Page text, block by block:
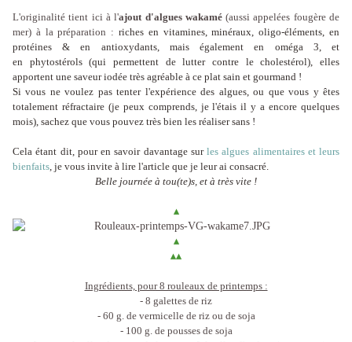
L'originalité tient ici à l'ajout d'algues wakamé(aussi appelées fougère de
mer) à la préparation : riches en vitamines, minéraux, oligo-éléments, en
protéines & en antioxydants, mais également en oméga 3, et
en phytostérols (qui permettent de lutter contre le cholestérol), elles
apportent une saveur iodée très agréable à ce plat sain et gourmand !
Si vous ne voulez pas tenter l'expérience des algues, ou que vous y êtes
totalement réfractaire (je peux comprends, je l'étais il y a encore quelques
mois), sachez que vous pouvez très bien les réaliser sans !
Cela étant dit, pour en savoir davantage sur les algues alimentaires et leurs
bienfaits, je vous invite à lire l'article que je leur ai consacré.
Belle journée à tou(te)s, et à très vite !
▴
▴
▴▴
Ingrédients, pour 8 rouleaux de printemps :
- 8 galettes de riz
- 60 g. de vermicelle de riz ou de soja
- 100 g. de pousses de soja